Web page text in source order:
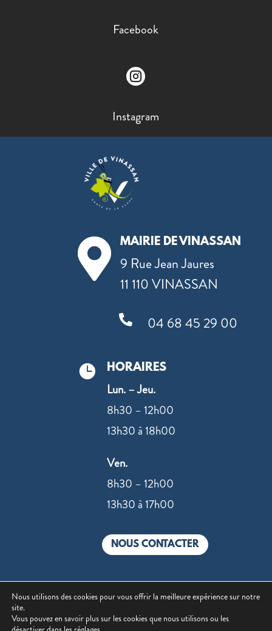
Facebook

Instagram
 MAIRIE DE VINASSAN
9 Rue Jean Jaures
11 110 VINASSAN
 04 68 45 29 00
 HORAIRES
Lun. – Jeu.
8h30 – 12h00
13h30 à 18h00
Ven.
8h30 – 12h00
13h30 à 17h00
NOUS CONTACTER
©2022 –Mentions légales|Politique de
Nous utilisons des cookies pour vous offrir la meilleure expérience sur notre
site.
Vous pouvez en savoir plus sur les cookies que nous utilisons ou les